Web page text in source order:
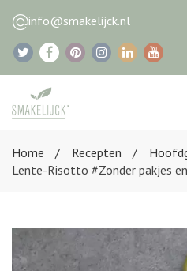
info@smakelijck.nl
Home
Recepten
Lente-Risotto #Zonder pakjes